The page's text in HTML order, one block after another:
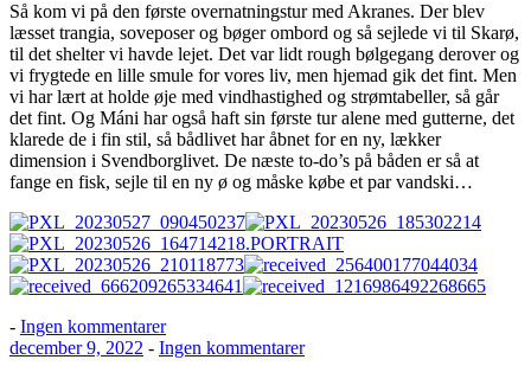
klasse
–
klar
til
efterskole!
Så kom vi på den første overnatningstur med Akranes. Der blev
læsset trangia, soveposer og bøger ombord og så sejlede vi til Skarø,
til det shelter vi havde lejet. Det var lidt rough bølgegang derover og
vi frygtede en lille smule for vores liv, men hjemad gik det fint. Men
vi har lært at holde øje med vindhastighed og strømtabeller, så går
det fint. Og Máni har også haft sin første tur alene med gutterne, det
klarede de i fin stil, så bådlivet har åbnet for en ny, lækker
dimension i Svendborglivet. De næste to-do’s på båden er så at
fange en fisk, sejle til en ny ø og måske købe et par vandski…
- Ingen kommentarertil
Tur
Udgivet
december 9, 2022 - Ingen kommentarertil